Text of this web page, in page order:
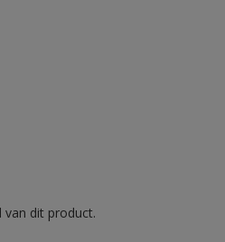
dit product.